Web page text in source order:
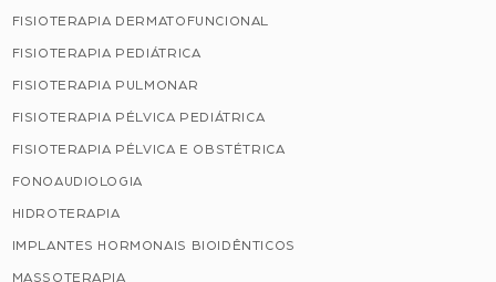
FISIOTERAPIA DERMATOFUNCIONAL
FISIOTERAPIA PEDIÁTRICA
FISIOTERAPIA PULMONAR
FISIOTERAPIA PÉLVICA PEDIÁTRICA
FISIOTERAPIA PÉLVICA E OBSTÉTRICA
FONOAUDIOLOGIA
HIDROTERAPIA
IMPLANTES HORMONAIS BIOIDÊNTICOS
MASSOTERAPIA